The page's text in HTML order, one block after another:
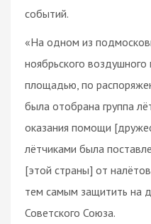
событий.
«На одном из
ноябрьского
площадью, по
была отобрана группа
оказания помощи
лётчиками была
[этой страны] от
тем самым защитить на
Советского Союза.